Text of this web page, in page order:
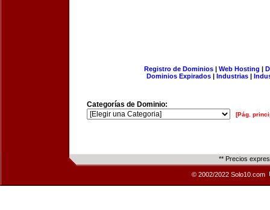
Registro de Dominios| Web Hosting |
Dominios Expirados | Industrias |
Categorías de Dominio:
[Pág.
** Precios
© 2002/2022 Solo10.com